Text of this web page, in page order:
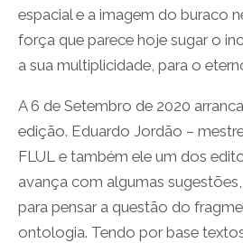
espacial e a imagem do buraco
força que parece hoje sugar o
a sua multiplicidade, para o
A 6 de Setembro de 2020
edição. Eduardo Jordão –
FLUL e também ele um dos
avança com algumas
para pensar a questão do
ontologia. Tendo por base